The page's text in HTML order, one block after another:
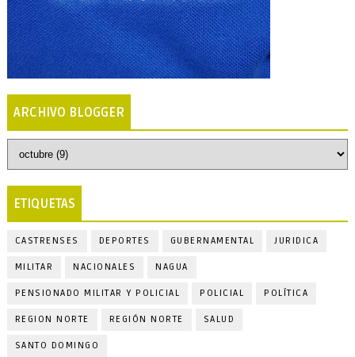
ARCHIVO BLOGGER
ETIQUETAS
CASTRENSES DEPORTES GUBERNAMENTAL JURIDICA
MILITAR NACIONALES NAGUA
PENSIONADO MILITAR Y POLICIAL POLICIAL POLÍTICA
REGION NORTE REGIÓN NORTE SALUD
SANTO DOMINGO